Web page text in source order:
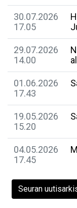
30.07.2026
17.05
29.07.2026
14.00
01.06.2026
17.43
19.05.2026
15.20
04.05.2026
17.45
Seuran